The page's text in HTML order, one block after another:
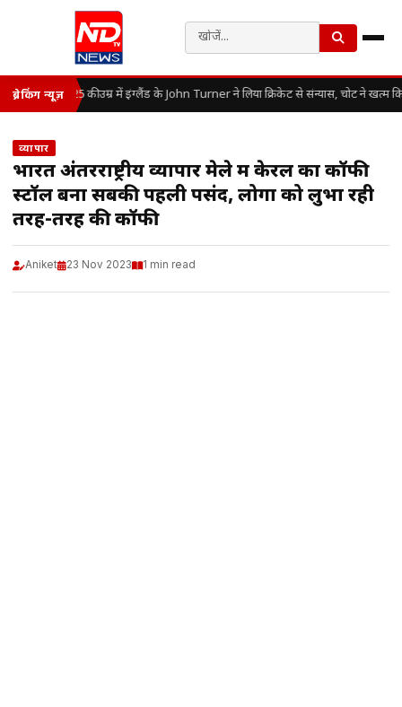
ब्रेकिंग न्यूज़ 25 की उम्र में इंग्लैंड के John Turner ने लिया क्रिकेट से संन्यास, चोट ने खत्म
व्यापार
भारत अंतरराष्ट्रीय व्यापार मेले में केरल का कॉफी
स्टॉल बना सबकी पहली पसंद, लोगों को लुभा रही
तरह-तरह की कॉफी
Aniket 23 Nov 2023 1 min read